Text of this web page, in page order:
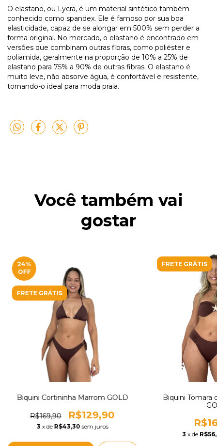
O elastano, ou Lycra, é um material sintético também
conhecido como spandex. Ele é famoso por sua boa
elasticidade, capaz de se alongar em 500% sem perder a
forma original. No mercado, o elastano é encontrado em
versões que combinam outras fibras, como poliéster e
poliamida, geralmente na proporção de 10% a 25% de
elastano para 75% a 90% de outras fibras. O elastano é
muito leve, não absorve água, é confortável e resistente,
tornando-o ideal para moda praia.
Você também vai
gostar
24%
OFF
FRETE GRÁTIS
Biquini Cortininha Marrom GOLD
R$169,90 R$129,90
3 x de R$43,30 sem juros
FRETE GRÁTIS
Biquini Tomara
3 x de